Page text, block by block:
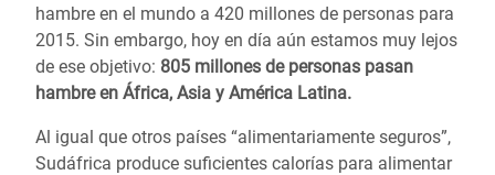
hambre en el mundo a 420 millones de personas para
2015. Sin embargo, hoy en día aún estamos muy lejos
de ese objetivo: 805 millones de personas pasan
hambre en África, Asia y América Latina.
Al igual que otros países “alimentariamente seguros”,
Sudáfrica produce suficientes calorías para alimentar